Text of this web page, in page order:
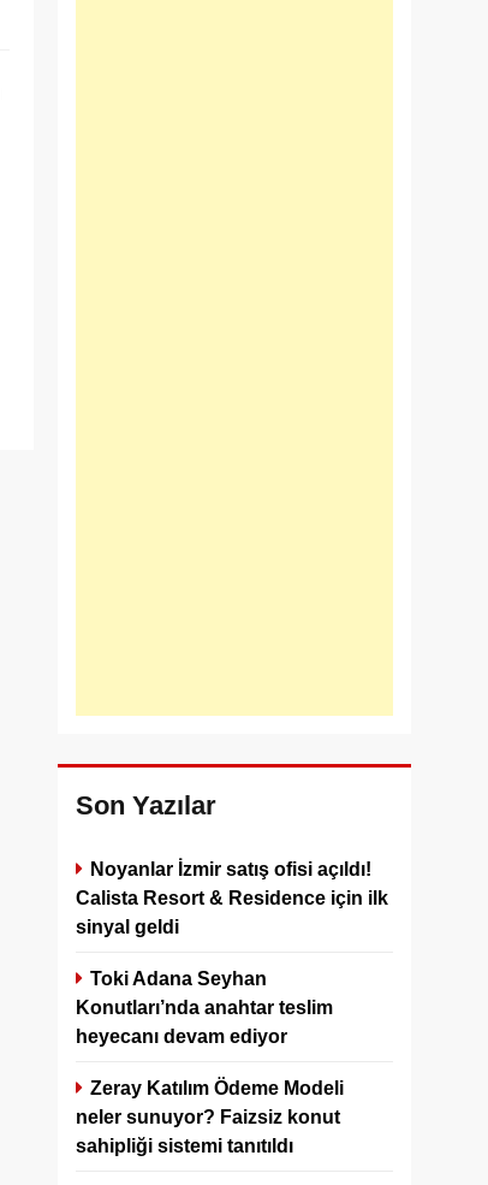
Son Yazılar
Noyanlar İzmir satış ofisi açıldı!
Calista Resort & Residence için ilk
sinyal geldi
Toki Adana Seyhan
Konutları’nda anahtar teslim
heyecanı devam ediyor
Zeray Katılım Ödeme Modeli
neler sunuyor? Faizsiz konut
sahipliği sistemi tanıtıldı